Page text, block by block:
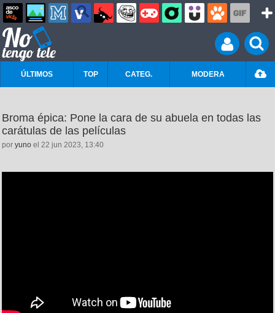
ÚLTIMOS TOP CATEG. MODERA
Broma épica: Pone la cara de su abuela en todas las
carátulas de las películas
por yuno el 22 jun 2023, 13:40